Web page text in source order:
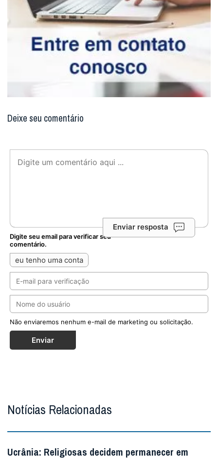
Deixe seu comentário
Enviar resposta
Digite seu email para verificar seu
comentário.
eu tenho uma conta
Não enviaremos nenhum e-mail de marketing ou solicitação.
Enviar
Notícias Relacionadas
Ucrânia: Religiosas decidem permanecer em